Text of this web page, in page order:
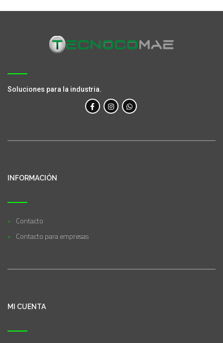
Soluciones para la industria.
INFORMACIÓN
Contacto
Contacto para empresas
MI CUENTA